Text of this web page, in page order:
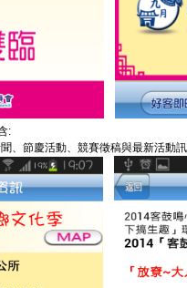
:
、節慶活動、競賽徵稿與最新活動